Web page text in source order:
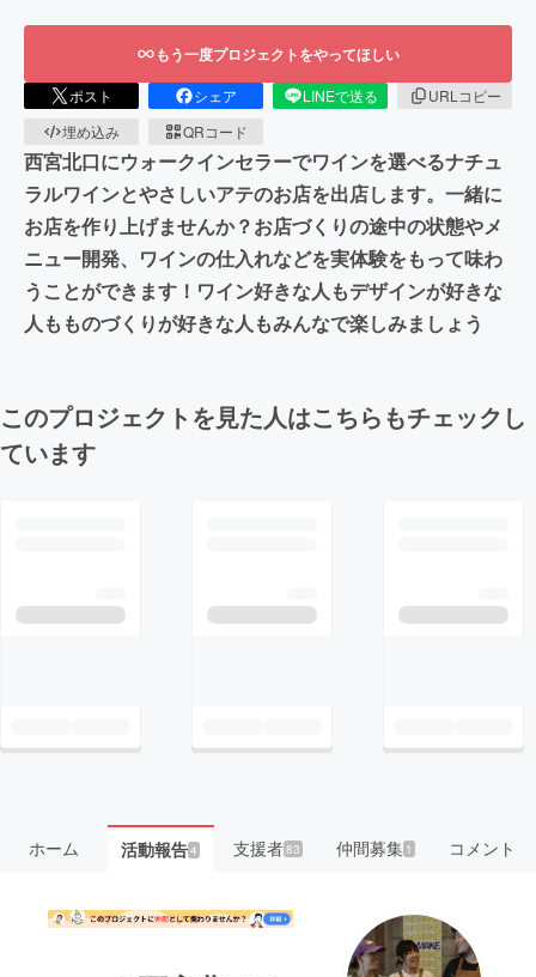
もう一度プロジェクトをやってほしい
ポスト シェア LINEで送る
URLコピー
埋め込み
QRコード
西宮北口にウォークインセラーでワインを選べるナチュ
ラルワインとやさしいアテのお店を出店します。一緒に
お店を作り上げませんか？お店づくりの途中の状態やメ
ニュー開発、ワインの仕入れなどを実体験をもって味わ
うことができます！ワイン好きな人もデザインが好きな
人もものづくりが好きな人もみんなで楽しみましょう
このプロジェクトを見た人はこちらもチェックし
ています
ホーム 活動報告4 支援者83 仲間募集 1 コメント